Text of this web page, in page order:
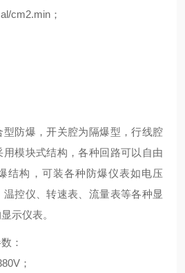
cm2.min；
防爆，开关腔为隔爆型，行线腔
用模块式结构，各种回路可以自由
结构，可装各种防爆仪表如电压
控仪、转速表、流量表等各种显
示仪表。
：
；